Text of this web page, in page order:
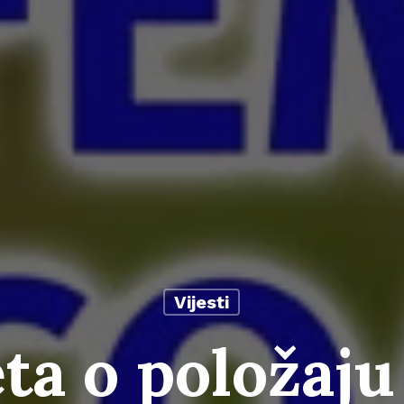
Vijesti
o